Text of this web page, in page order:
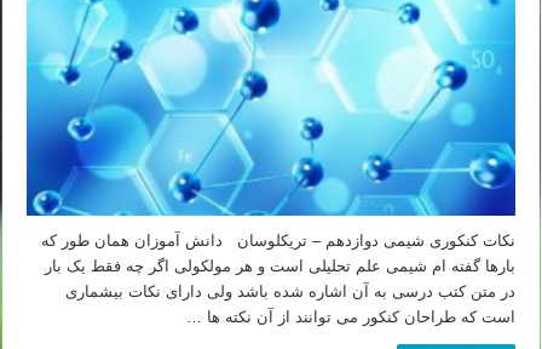
نکات کنکوری شیمی دوازدهم – تریکلوسان دانش آموزان همان طور که
بارها گفته ام شیمی علم تحلیلی است و هر مولکولی اگر چه فقط یک بار
در متن کتب درسی به آن اشاره شده باشد ولی دارای نکات بیشماری
است که طراحان کنکور می توانند از آن نکته ها …